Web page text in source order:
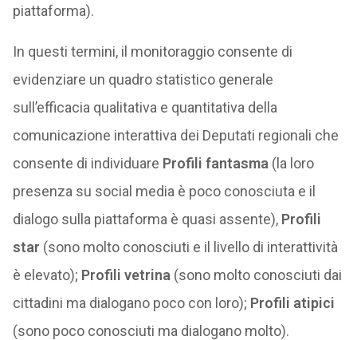
piattaforma).
In questi termini, il monitoraggio consente di
evidenziare un quadro statistico generale
sull’efficacia qualitativa e quantitativa della
comunicazione interattiva dei Deputati regionali che
consente di individuare Profili fantasma (la loro
presenza su social media è poco conosciuta e il
dialogo sulla piattaforma è quasi assente), Profili
star (sono molto conosciuti e il livello di interattività
è elevato); Profili vetrina (sono molto conosciuti dai
cittadini ma dialogano poco con loro); Profili atipici
(sono poco conosciuti ma dialogano molto).